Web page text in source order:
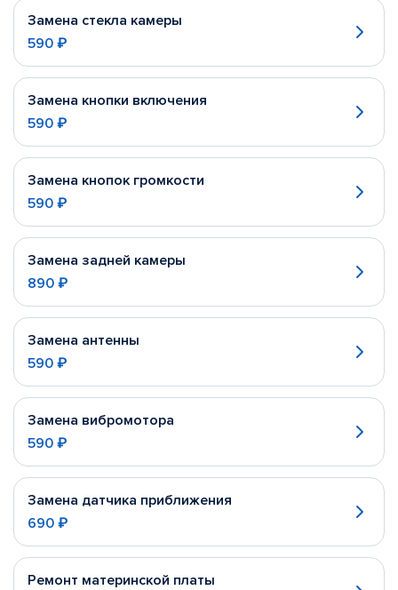
Замена стекла камеры
590 ₽
Замена кнопки включения
590 ₽
Замена кнопок громкости
590 ₽
Замена задней камеры
890 ₽
Замена антенны
590 ₽
Замена вибромотора
590 ₽
Замена датчика приближения
690 ₽
Ремонт материнской платы